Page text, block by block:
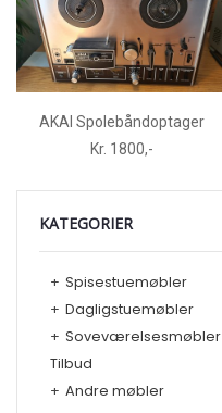
AKAI Spolebåndoptager
Kr. 1800,-
KATEGORIER
+ Spisestuemøbler
+ Dagligstuemøbler
+ Soveværelsesmøbler
Tilbud
+ Andre møbler